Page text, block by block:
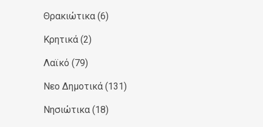
Θρακιώτικα (6)
Κρητικά (2)
Λαϊκό (79)
Νεο Δημοτικά (131)
Νησιώτικα (18)